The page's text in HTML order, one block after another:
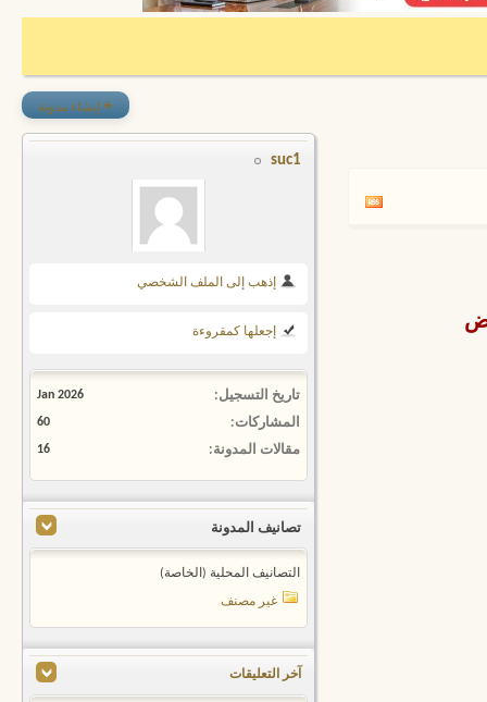
+ إنشاء مدونة
suc1
إذهب إلى الملف الشخصي
إجعلها كمقروءة
تاريخ التسجيل Jan 2026
المشاركات 60
مقالات المدونة 16
تصانيف المدونة
التصانيف المحلية (الخاصة)
غير مصنف
آخر التعليقات